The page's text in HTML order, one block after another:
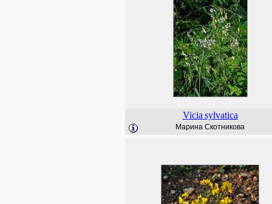
Vicia sylvatica
Марина Скотникова